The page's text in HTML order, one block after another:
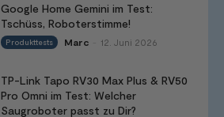
Google Home Gemini im Test:
Tschüss, Roboterstimme!
Produkttests Marc 12. Juni 2026
TP-Link Tapo RV30 Max Plus & RV50
Pro Omni im Test: Welcher
Saugroboter passt zu Dir?